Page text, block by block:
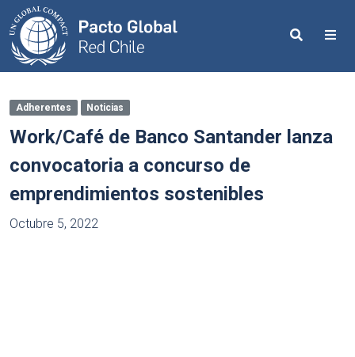
Search
Adherentes Noticias
Work/Café de Banco Santander lanza
convocatoria a concurso de
emprendimientos sostenibles
Octubre 5, 2022